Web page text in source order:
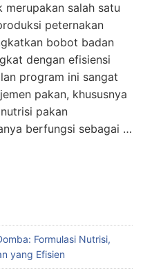
merupakan salah satu
peternakan
bobot badan
dengan efisiensi
program ini sangat
pakan, khususnya
pakan
berfungsi sebagai …
Formulasi Nutrisi,
yang Efisien